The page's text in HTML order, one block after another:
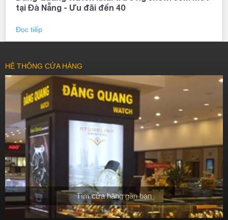
lượng.tại Đà Nẵng - Ưu đãi đến 40
Đọc tiếp
HỆ THỐNG CỬA HÀNG
Tìm cửa hàng gần bạn